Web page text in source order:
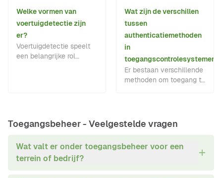
Welke vormen van
voertuigdetectie zijn
er?
Voertuigdetectie speelt
een belangrijke rol
Wat zijn de verschillen
tussen
authenticatiemethoden
in
toegangscontrolesystemen?
Er bestaan verschillende
methoden om toegang te
en specifieke
toepassingen.
Toegangsbeheer - Veelgestelde vragen
Wat valt er onder toegangsbeheer voor een
terrein of bedrijf?